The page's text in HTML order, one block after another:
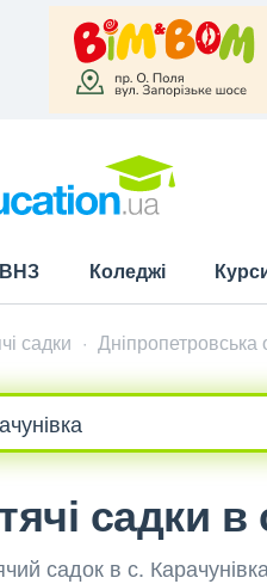
Коледжі
садки Дніпропетровська
садки в
садок в с.